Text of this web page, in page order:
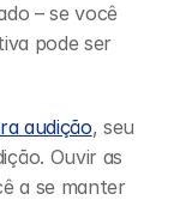
– se você
pode ser
audição, seu
Ouvir as
a se manter